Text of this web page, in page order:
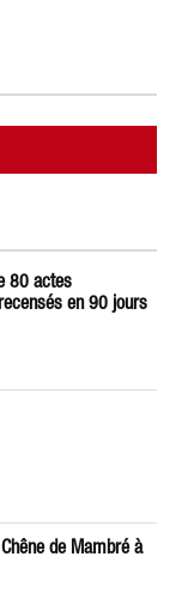
80 actes
en 90 jours
de Mambré à